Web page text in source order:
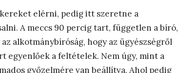
elérni, pedig itt szeretne a
A meccs 90 percig tart, független a bíró,
alkotmánybíróság, hogy az ügyészségről
egyenlőek a feltételek. Nem úgy, mint a
győzelmére van beállítva. Ahol pedig